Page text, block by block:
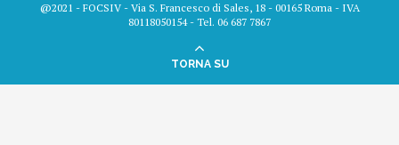
@2021 - FOCSIV - Via S. Francesco di Sales, 18 - 00165 Roma - IVA
80118050154 - Tel. 06 687 7867
TORNA SU